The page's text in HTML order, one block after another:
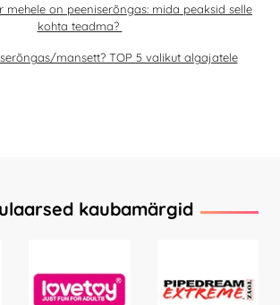
mehele on peeniserõngas: mida peaksid selle
kohta teadma?
mansett? TOP 5 valikut algajatele
kaubamärgid